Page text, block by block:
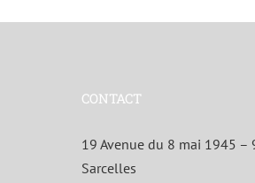
CONTACT
19 Avenue du 8 mai 1945 –
Sarcelles